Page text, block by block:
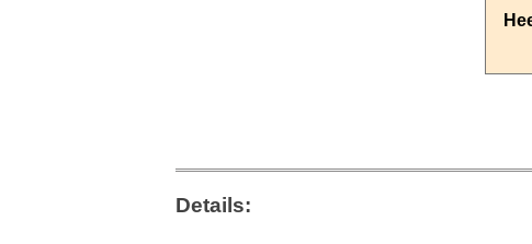
Details: